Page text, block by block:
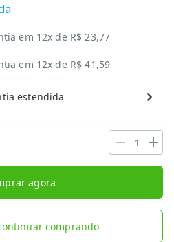
em 12x de R$ 23,77
em 12x de R$ 41,59
estendida
agora
comprando